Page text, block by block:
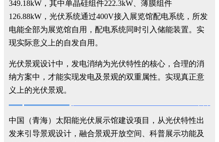
349.18kW，其中单晶硅组件222.3kW、薄膜组件
126.88kW，光伏系统通过400V接入展览馆配电系统，所发
电能全部为展览馆自用，配电系统同时引入储能装置。实
现实际意义上的自发自用。
光伏景观设计中，发电消纳为光伏特性的核心，合理的消
纳方案中，才能实现发电及景观的双重属性。实现真正意
义上的光伏景观。
中国（青海）太阳能光伏展示馆建设项目，从光伏特性出
发来引导景观设计，融合景观开放空间、科普展示功能及